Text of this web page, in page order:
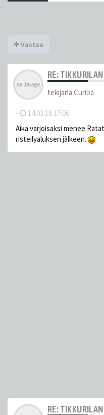
Vastaa
RE:
tekijänä Curiba
- 14.03.16 17:06
Aika varjoisaksi menee
risteilyaluksen jälkeen.
RE: